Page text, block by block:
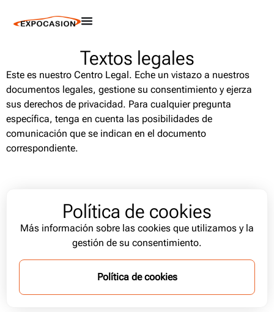
Textos legales
Este es nuestro Centro Legal. Eche un vistazo a nuestros
documentos legales, gestione su consentimiento y ejerza
sus derechos de privacidad. Para cualquier pregunta
específica, tenga en cuenta las posibilidades de
comunicación que se indican en el documento
correspondiente.
Política de cookies
Más información sobre las cookies que utilizamos y la
gestión de su consentimiento.
Política de cookies